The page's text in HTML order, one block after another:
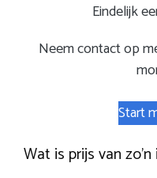
Eindelijk
Neem contact op
Start
Wat is prijs van